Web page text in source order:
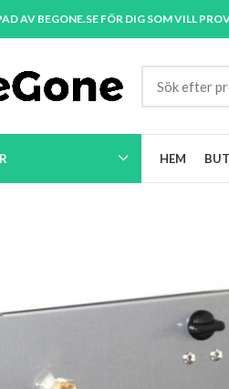
AV BEGONE.SE FÖR DIG SOM VILL
HEM